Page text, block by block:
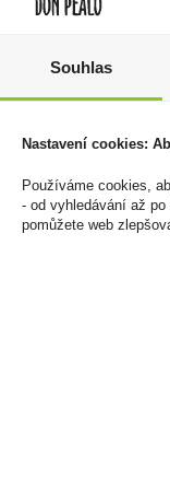
1 879
Cena za:1
Skladem: do 5
Souhlas
Nastavení cookies:
Používáme cookies,
- od vyhledávání až
pomůžete web